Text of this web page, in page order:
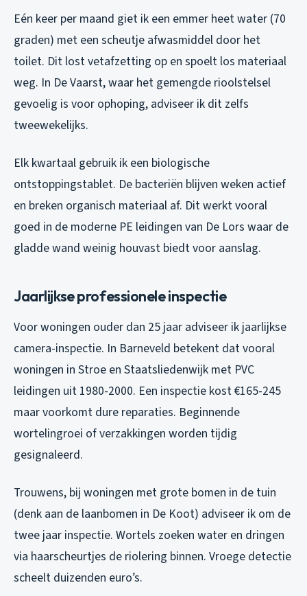
Eén keer per maand giet ik een emmer heet water (70
graden) met een scheutje afwasmiddel door het
toilet. Dit lost vetafzetting op en spoelt los materiaal
weg. In De Vaarst, waar het gemengde rioolstelsel
gevoelig is voor ophoping, adviseer ik dit zelfs
tweewekelijks.
Elk kwartaal gebruik ik een biologische
ontstoppingstablet. De bacteriën blijven weken actief
en breken organisch materiaal af. Dit werkt vooral
goed in de moderne PE leidingen van De Lors waar de
gladde wand weinig houvast biedt voor aanslag.
Jaarlijkse professionele inspectie
Voor woningen ouder dan 25 jaar adviseer ik jaarlijkse
camera-inspectie. In Barneveld betekent dat vooral
woningen in Stroe en Staatsliedenwijk met PVC
leidingen uit 1980-2000. Een inspectie kost €165-245
maar voorkomt dure reparaties. Beginnende
wortelingroei of verzakkingen worden tijdig
gesignaleerd.
Trouwens, bij woningen met grote bomen in de tuin
(denk aan de laanbomen in De Koot) adviseer ik om de
twee jaar inspectie. Wortels zoeken water en dringen
via haarscheurtjes de riolering binnen. Vroege detectie
scheelt duizenden euro’s.